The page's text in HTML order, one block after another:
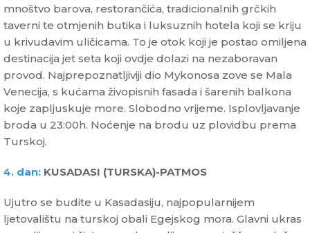
mnoštvo barova, restorančića, tradicionalnih grčkih
taverni te otmjenih butika i luksuznih hotela koji se kriju
u krivudavim uličicama. To je otok koji je postao omiljena
destinacija jet seta koji ovdje dolazi na nezaboravan
provod. Najprepoznatljiviji dio Mykonosa zove se Mala
Venecija, s kućama živopisnih fasada i šarenih balkona
koje zapljuskuje more. Slobodno vrijeme. Isplovljavanje
broda u 23:00h. Noćenje na brodu uz plovidbu prema
Turskoj.
4. dan: KUSADASI (TURSKA)-PATMOS
Ujutro se budite u Kasadasiju, najpopularnijem
ljetovalištu na turskoj obali Egejskog mora. Glavni ukras